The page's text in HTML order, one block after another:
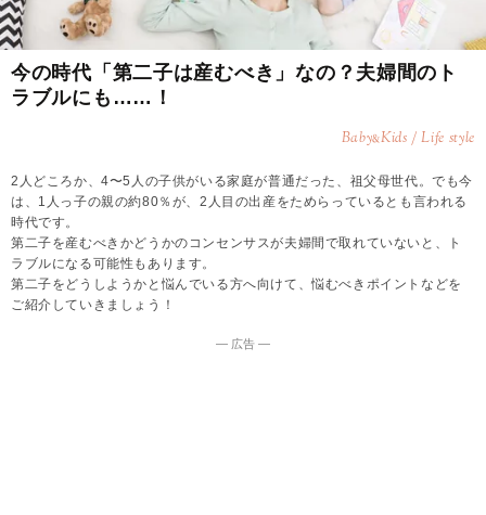
今の時代「第二子は産むべき」なの？夫婦間のト
ラブルにも……！
Baby&Kids / Life style
2人どころか、4〜5人の子供がいる家庭が普通だった、祖父母世代。でも今
は、1人っ子の親の約80％が、2人目の出産をためらっているとも言われる
時代です。
第二子を産むべきかどうかのコンセンサスが夫婦間で取れていないと、ト
ラブルになる可能性もあります。
第二子をどうしようかと悩んでいる方へ向けて、悩むべきポイントなどを
ご紹介していきましょう！
― 広告 ―